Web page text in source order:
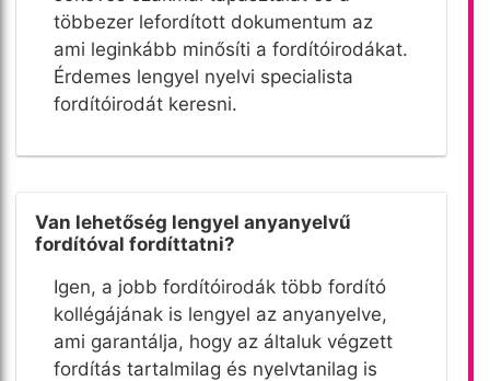
többezer lefordított dokumentum az
ami leginkább minősíti a fordítóirodákat.
Érdemes lengyel nyelvi specialista
fordítóirodát keresni.
Van lehetőség lengyel anyanyelvű
fordítóval fordíttatni?
Igen, a jobb fordítóirodák több fordító
kollégájának is lengyel az anyanyelve,
ami garantálja, hogy az általuk végzett
fordítás tartalmilag és nyelvtanilag is